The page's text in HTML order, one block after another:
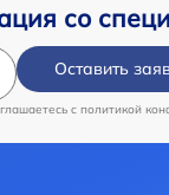
со
Оставить
c политикой